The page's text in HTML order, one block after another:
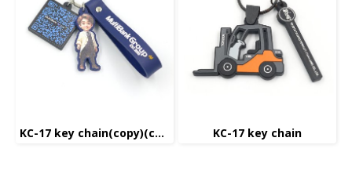
KC-17 key chain(copy)(copy)(copy) KC-17 key chain